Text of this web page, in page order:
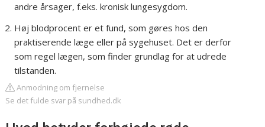
andre årsager, f.eks. kronisk lungesygdom.
Høj blodprocent er et fund, som gøres hos den
praktiserende læge eller på sygehuset. Det er derfor
som regel lægen, som finder grundlag for at udrede
tilstanden.
Anmodning om fjernelse
Se det fulde svar på sundhed.dk